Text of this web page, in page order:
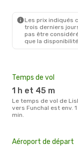
Les prix indiqués
trois derniers
pas être
que la
Temps de vol
1 h et 45 m
Le temps de vol de Lisbonne
vers Funchal est env.
min.
Aéroport de départ